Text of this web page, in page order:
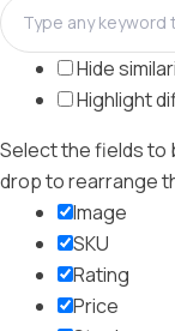
Hide
Highlight
Select the fields to
drop to rearrange
Image
SKU
Rating
Price